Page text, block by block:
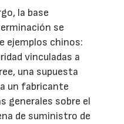
la base
se
ejemplos chinos:
vinculadas a
una supuesta
un fabricante
generales sobre el
de suministro de